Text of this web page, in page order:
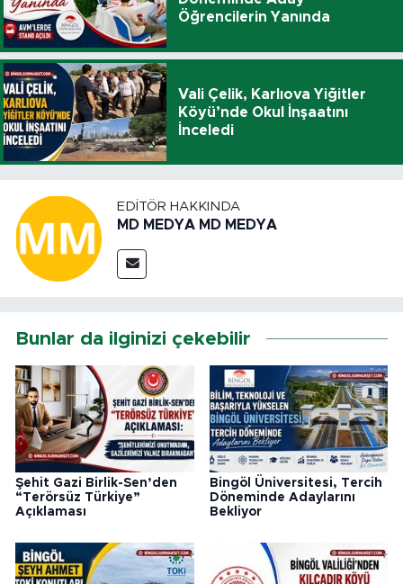
Öğrencilerin Yanında
Vali Çelik, Karlıova Yiğitler
Köyü’nde Okul İnşaatını
İnceledi
EDITÖR HAKKINDA
MD MEDYA MD MEDYA
Bunlar da ilginizi çekebilir
Şehit Gazi Birlik-Sen’den
“Terörsüz Türkiye”
Açıklaması
Bingöl Üniversitesi, Tercih
Döneminde Adaylarını
Bekliyor